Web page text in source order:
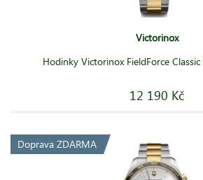
Victorinox
Hodinky Victorinox FieldForce
12 190 Kč
Doprava ZDARMA